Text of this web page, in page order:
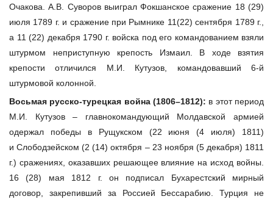
Очакова. А.В. Суворов выиграл Фокшанское сражение 18 (29)
июля 1789 г. и сражение при Рымнике 11(22) сентября 1789 г.,
а 11 (22) декабря 1790 г. войска под его командованием взяли
штурмом неприступную крепость Измаил. В ходе взятия
крепости отличился М.И. Кутузов, командовавший 6-й
штурмовой колонной.
Восьмая русско-турецкая война (1806–1812): в этот период
М.И. Кутузов – главнокомандующий Молдавской армией
одержал победы в Рущукском (22 июня (4 июля) 1811)
и Слободзейском (2 (14) октября – 23 ноября (5 декабря) 1811
г.) сражениях, оказавших решающее влияние на исход войны.
16 (28) мая 1812 г. он подписал Бухарестский мирный
договор, закрепивший за Россией Бессарабию. Турция не